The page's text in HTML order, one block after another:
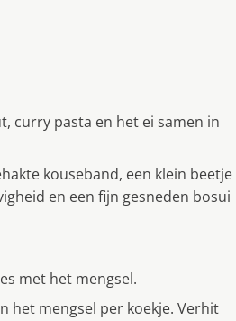
curry pasta en het ei samen in
kouseband, een klein beetje
en een fijn gesneden bosui
met het mengsel.
het mengsel per koekje. Verhit